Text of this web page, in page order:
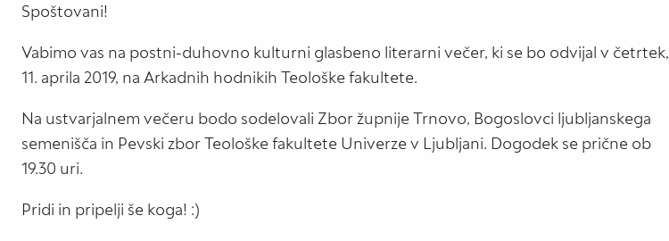
Spoštovani!
Vabimo vas na postni-duhovno kulturni glasbeno literarni večer, ki se bo odvijal v četrtek,
11. aprila 2019, na Arkadnih hodnikih Teološke fakultete.
Na ustvarjalnem večeru bodo sodelovali Zbor župnije Trnovo, Bogoslovci ljubljanskega
semenišča in Pevski zbor Teološke fakultete Univerze v Ljubljani. Dogodek se prične ob
19.30 uri.
Pridi in pripelji še koga! :)